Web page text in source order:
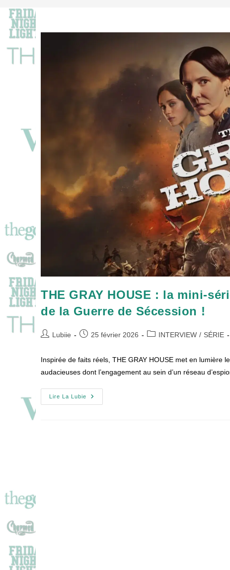
THE GRAY HOUSE : la mini-
de la Guerre de Sécession !
Auteur/autrice
publication :
Lubiie
Publication
25 février 2026
PostINTERVIEW / SÉRIE
Inspirée de faits réels, THE GRAY HOUSE met en lumière
audacieuses dont l’engagement au sein d’un réseau
Lire La Lubie
THE
GRAY